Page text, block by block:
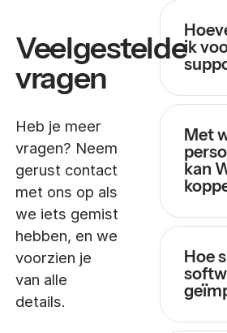
Veelgestelde
vragen
Heb je meer
vragen? Neem
gerust contact
met ons op als
we iets gemist
hebben, en we
voorzien je
van alle
details.
ik
Met
kan
Hoe